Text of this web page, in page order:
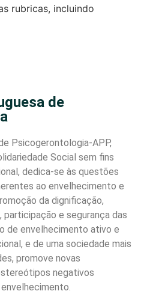
rubricas, incluindo
de
Psicogerontologia-APP,
Social sem fins
dedica-se às questões
ao envelhecimento e
da dignificação,
participação e segurança das
de envelhecimento ativo e
e de uma sociedade mais
promove novas
negativos